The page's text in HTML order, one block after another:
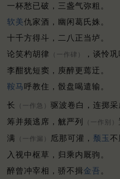
一杯愁已破，三盏气弥粗。
软美仇家酒，幽闲葛氏姝。
十千方得斗，二八正当垆。
论笑杓胡律
（一作硉）
，谈怜巩
李酣犹短窦，庾醉更蔫迂。
鞍马 呼教住，骰盘喝遣输。
长 （一作急） 驱波卷白，连掷采
筹并频逃席，觥严列
（一作别）
满
（一作漏） 卮那可灌， 颓玉不
入视中枢草，归乘内厩驹。
醉曾冲宰相，骄不揖金吾 。